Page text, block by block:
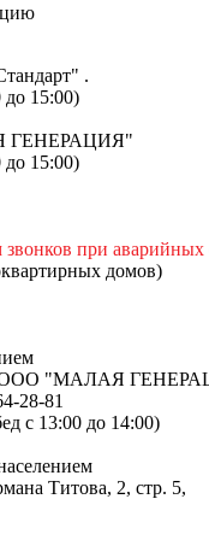
.
до 15:00)
ГЕНЕРАЦИЯ"
до 15:00)
при аварийных
домов)
ООО "МАЛАЯ
28-81
с 13:00 до 14:00)
Титова, 2, стр. 5,